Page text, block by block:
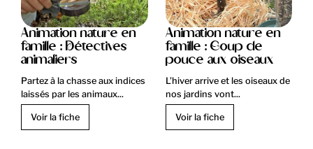
Animation nature en
famille : Détectives
animaliers
Partez à la chasse aux indices
laissés par les animaux...
Voir la fiche
Animation nature en
famille : Coup de
pouce aux oiseaux
L’hiver arrive et les oiseaux de
nos jardins vont...
Voir la fiche